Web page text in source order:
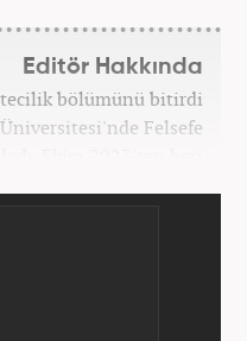
Editör Hakkında
bölümünü bitirdi
Felsefe
Ekim 2023'ten beri